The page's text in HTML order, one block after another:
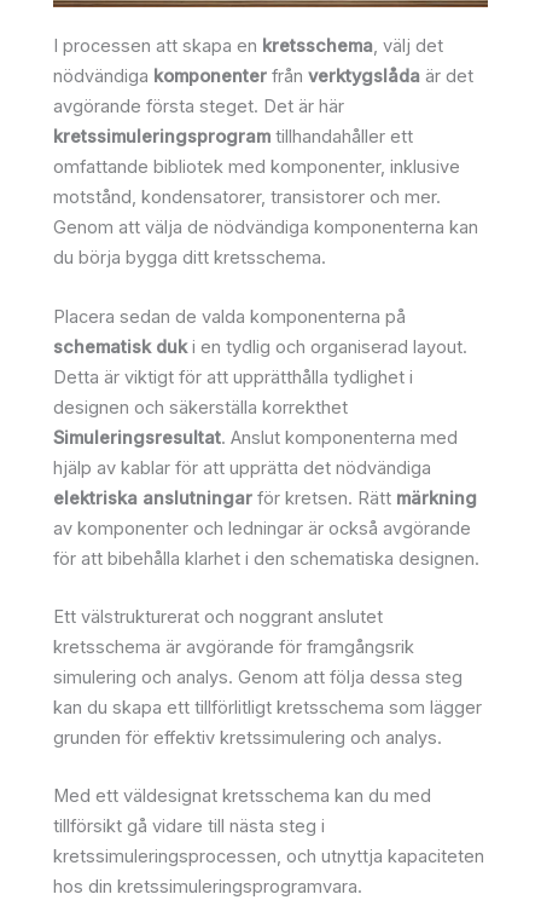
I processen att skapa en kretsschema, välj det
nödvändiga komponenter från verktygslåda är det
avgörande första steget. Det är här
kretssimuleringsprogram tillhandahåller ett
omfattande bibliotek med komponenter, inklusive
motstånd, kondensatorer, transistorer och mer.
Genom att välja de nödvändiga komponenterna kan
du börja bygga ditt kretsschema.
Placera sedan de valda komponenterna på
schematisk duki en tydlig och organiserad layout.
Detta är viktigt för att upprätthålla tydlighet i
designen och säkerställa korrekthet
Simuleringsresultat. Anslut komponenterna med
hjälp av kablar för att upprätta det nödvändiga
elektriska anslutningar för kretsen. Rätt märkning
av komponenter och ledningar är också avgörande
för att bibehålla klarhet i den schematiska designen.
Ett välstrukturerat och noggrant anslutet
kretsschema är avgörande för framgångsrik
simulering och analys. Genom att följa dessa steg
kan du skapa ett tillförlitligt kretsschema som lägger
grunden för effektiv kretssimulering och analys.
Med ett väldesignat kretsschema kan du med
tillförsikt gå vidare till nästa steg i
kretssimuleringsprocessen, och utnyttja kapaciteten
hos din kretssimuleringsprogramvara.